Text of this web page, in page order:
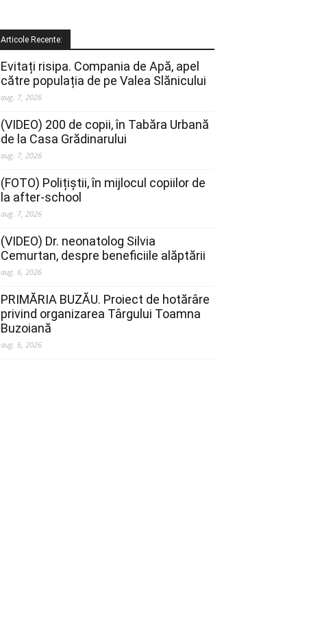
Articole Recente:
Evitați risipa. Compania de Apă, apel
către populația de pe Valea Slănicului
aug. 7, 2026
(VIDEO) 200 de copii, în Tabăra Urbană
de la Casa Grădinarului
aug. 7, 2026
(FOTO) Polițiștii, în mijlocul copiilor de
la after-school
aug. 7, 2026
(VIDEO) Dr. neonatolog Silvia
Cemurtan, despre beneficiile alăptării
aug. 6, 2026
PRIMĂRIA BUZĂU. Proiect de hotărâre
privind organizarea Târgului Toamna
Buzoiană
aug. 6, 2026